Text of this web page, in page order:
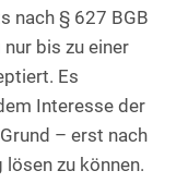
nach § 627 BGB
bis zu einer
Es
Interesse der
– erst nach
zu können.